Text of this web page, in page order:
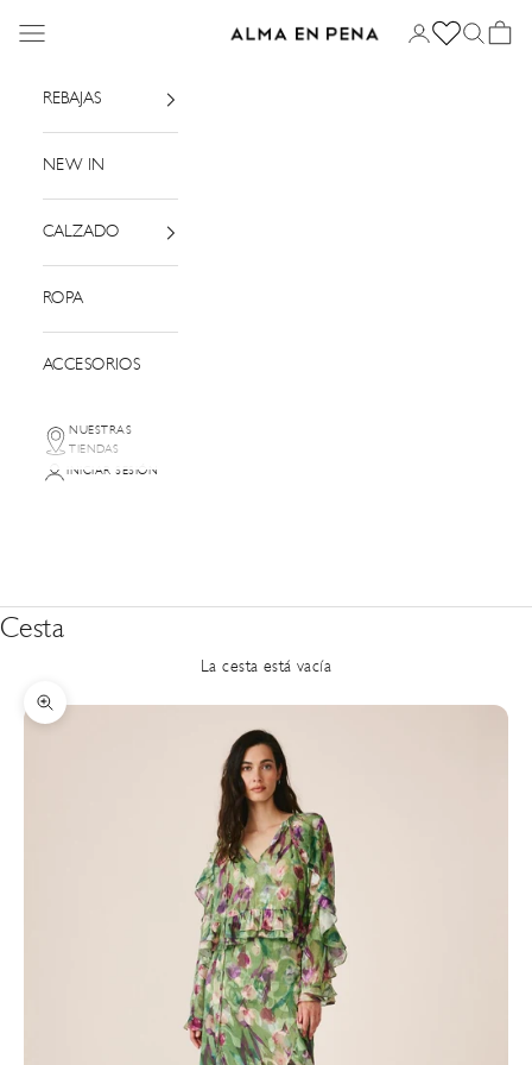
Alma en Pena
Menú Iniciar sesión
Buscar
Cesta
REBAJAS
NEW IN
CALZADO
ROPA
ACCESORIOS
NUESTRAS
TIENDAS
INICIAR SESIÓN
Cesta
La cesta está vacía
Zoom